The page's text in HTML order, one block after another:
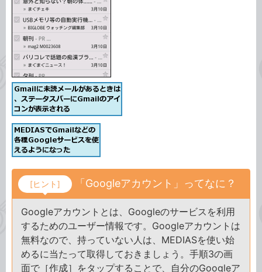
[ヒント] 「Googleアカウント」ってなに？
Googleアカウントとは、Googleのサービスを利用
するためのユーザー情報です。Googleアカウントは
無料なので、持っていない人は、MEDIASを使い始
めるに当たって取得しておきましょう。手順3の画
面で［作成］をタップすることで、自分のGoogleア